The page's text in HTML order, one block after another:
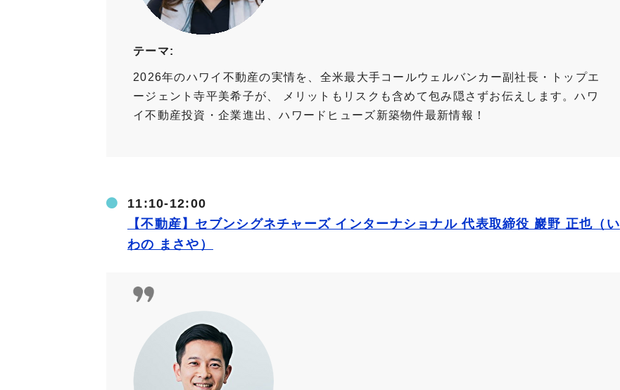
テーマ:
2026年のハワイ不動産の実情を、全米最大手コールウェルバンカー副社長・トップエ
ージェント寺平美希子が、 メリットもリスクも含めて包み隠さずお伝えします。ハワ
イ不動産投資・企業進出、ハワードヒューズ新築物件最新情報！
11:10-12:00
【不動産】セブンシグネチャーズ インターナショナル 代表取締役 巖野 正也（い
わの まさや）